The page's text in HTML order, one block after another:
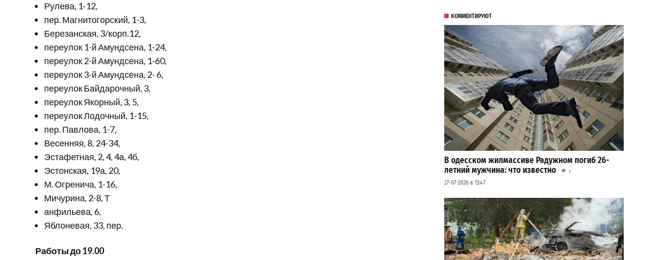
Рулева, 1-12,
пер. Магнитогорский, 1-3,
Березанская, 3/корп.12,
переулок 1-й Амундсена, 1-24,
переулок 2-й Амундсена, 1-60,
переулок 3-й Амундсена, 2- 6,
переулок Байдарочный, 3,
переулок Якорный, 3, 5,
переулок Лодочный, 1-15,
пер. Павлова, 1-7,
Весенняя, 8, 24-34,
Эстафетная, 2, 4, 4а, 4б,
Эстонская, 19а, 20,
М. Огренича, 1-16,
Мичурина, 2-8, Т
анфильева, 6,
Яблоневая, 33, пер.
Работы до 19.00
КОММЕНТИРУЮТ
В одесском жилмассиве Радужном погиб 26-
летний мужчина: что известно
3
27-07-2026 в 13:47